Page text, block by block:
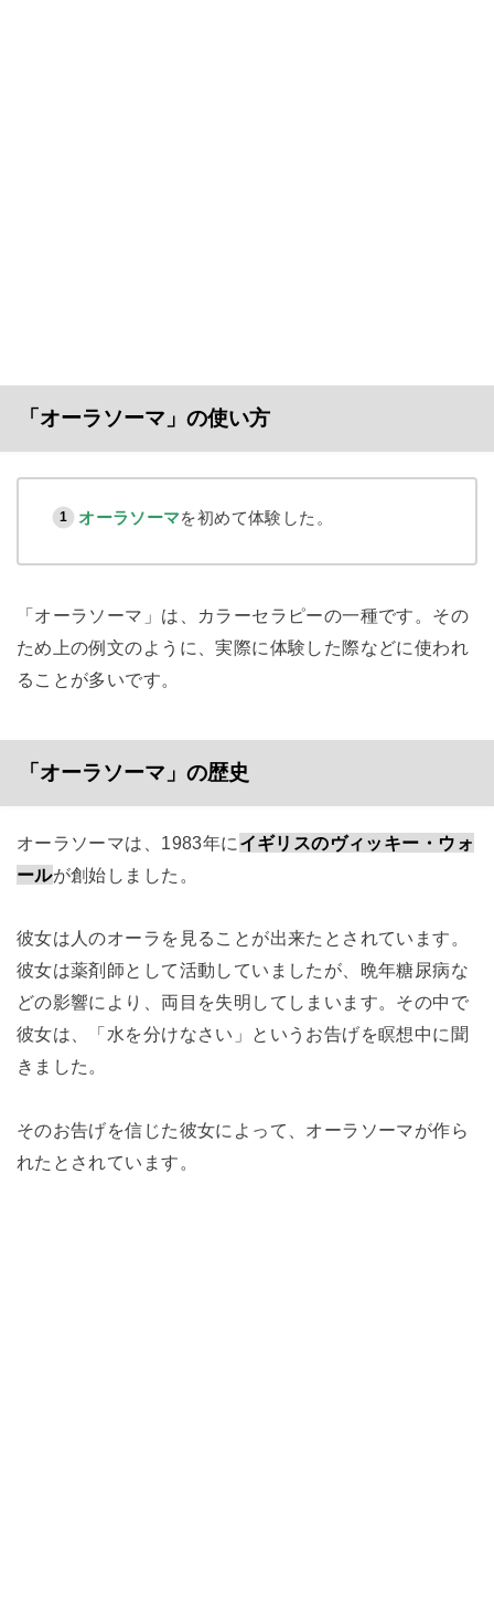
「オーラソーマ」の使い方
オーラソーマを初めて体験した。
「オーラソーマ」は、カラーセラピーの一種です。その
ため上の例文のように、実際に体験した際などに使われ
ることが多いです。
「オーラソーマ」の歴史
オーラソーマは、1983年に イギリスのヴィッキー・ウォ
ールが創始しました。
彼女は人のオーラを見ることが出来たとされています。
彼女は薬剤師として活動していましたが、晩年糖尿病な
どの影響により、両目を失明してしまいます。その中で
彼女は、「水を分けなさい」というお告げを瞑想中に聞
きました。
そのお告げを信じた彼女によって、オーラソーマが作ら
れたとされています。